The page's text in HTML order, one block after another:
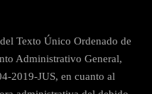
Texto Único Ordenado de
Administrativo General,
2019-JUS, en cuanto al